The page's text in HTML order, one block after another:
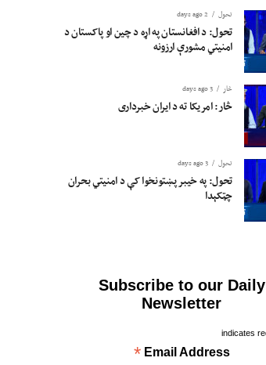
تحول 2 days ago
تحول: د افغانستان په اړه د چین او پاکستان د
امنیتي مشورې ارزونه
څار 3 days ago
څار: امریکا ته د ایران خبرداری
تحول 3 days ago
تحول: په خیبر پښتونخوا کې د امنیتي بحران
چټکېدا
Subscribe to our Daily
Newsletter
Email Address
*